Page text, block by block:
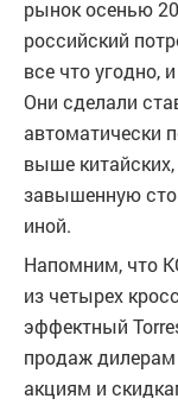
рынок осенью
российский
все что угодно,
Они сделали
автоматически
выше
завышенную
иной.
Напомним, что
из четырех
эффектный
продаж
акциям и